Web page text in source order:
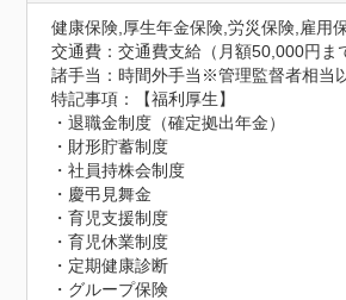
健康保険,厚生年金保険,労災保険,雇用
交通費：交通費支給（月額50,000円ま
諸手当：時間外手当※管理監督者相当
特記事項：【福利厚生】
・退職金制度（確定拠出年金）
・財形貯蓄制度
・社員持株会制度
・慶弔見舞金
・育児支援制度
・育児休業制度
・定期健康診断
・グループ保険